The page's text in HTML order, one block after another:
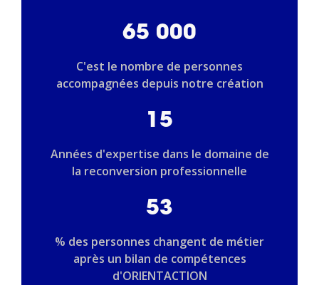
65 000
C'est le nombre de personnes
accompagnées depuis notre création
15
Années d'expertise dans le domaine de
la reconversion professionnelle
53
% des personnes changent de métier
après un bilan de compétences
d'ORIENTACTION